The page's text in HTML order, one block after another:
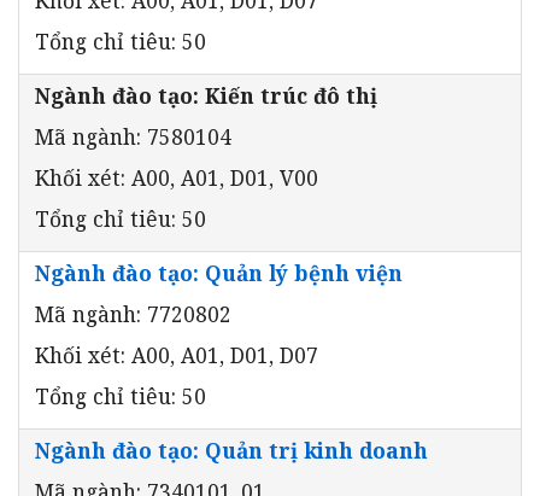
Tổng chỉ tiêu: 50
Ngành đào tạo: Kiến trúc đô thị
Mã ngành: 7580104
Khối xét: A00, A01, D01, V00
Tổng chỉ tiêu: 50
Ngành đào tạo: Quản lý bệnh viện
Mã ngành: 7720802
Khối xét: A00, A01, D01, D07
Tổng chỉ tiêu: 50
Ngành đào tạo: Quản trị kinh doanh